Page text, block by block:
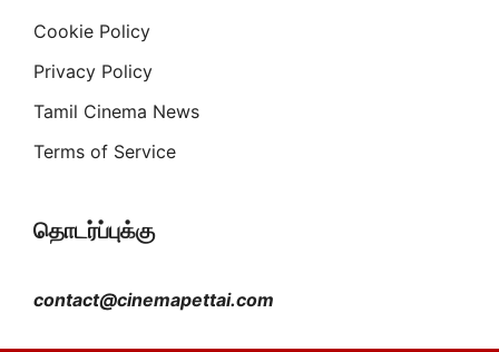
Cookie Policy
Privacy Policy
Tamil Cinema News
Terms of Service
தொடர்ப்புக்கு
contact@cinemapettai.com